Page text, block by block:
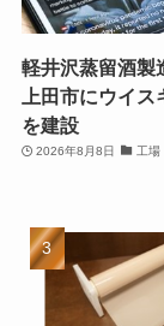
軽井沢蒸留酒製
上田市にウイ
を建設
2026年8月8日 工場